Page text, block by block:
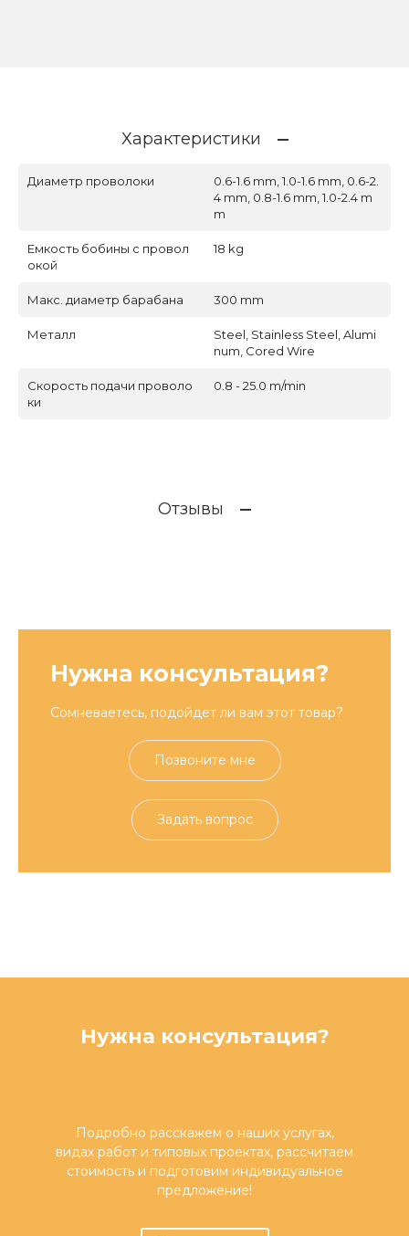
Характеристики
Диаметр проволоки
0.6-1.6 mm, 1.0-1.6 mm, 0.6-2.
4 mm, 0.8-1.6 mm, 1.0-2.4 m
m
Емкость бобины с провол
окой
18 kg
Макс. диаметр барабана 300 mm
Металл
Steel, Stainless Steel, Alumi
num, Cored Wire
Скорость подачи проволо
ки
0.8 - 25.0 m/min
Отзывы
Нужна консультация?
Сомневаетесь, подойдет ли вам этот товар?
Позвоните мне
Задать вопрос
Нужна консультация?
Подробно расскажем о наших услугах,
видах работ и типовых проектах, рассчитаем
стоимость и подготовим индивидуальное
предложение!